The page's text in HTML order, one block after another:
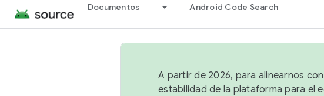
Documentos Android Code Search
A partir de 2026, para alinearnos
estabilidad de la plataforma para el